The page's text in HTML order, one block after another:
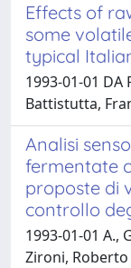
Effects of
some
typical
1993-01-01 DA
Battistutta,
Analisi
fermentate
proposte di
controllo
1993-01-01 A.,
Zironi, Roberto